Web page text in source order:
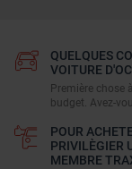
QUELQUES
VOITURE
Première chose
budget. Avez-
POUR
PRIVILÈGIER
MEMBRE